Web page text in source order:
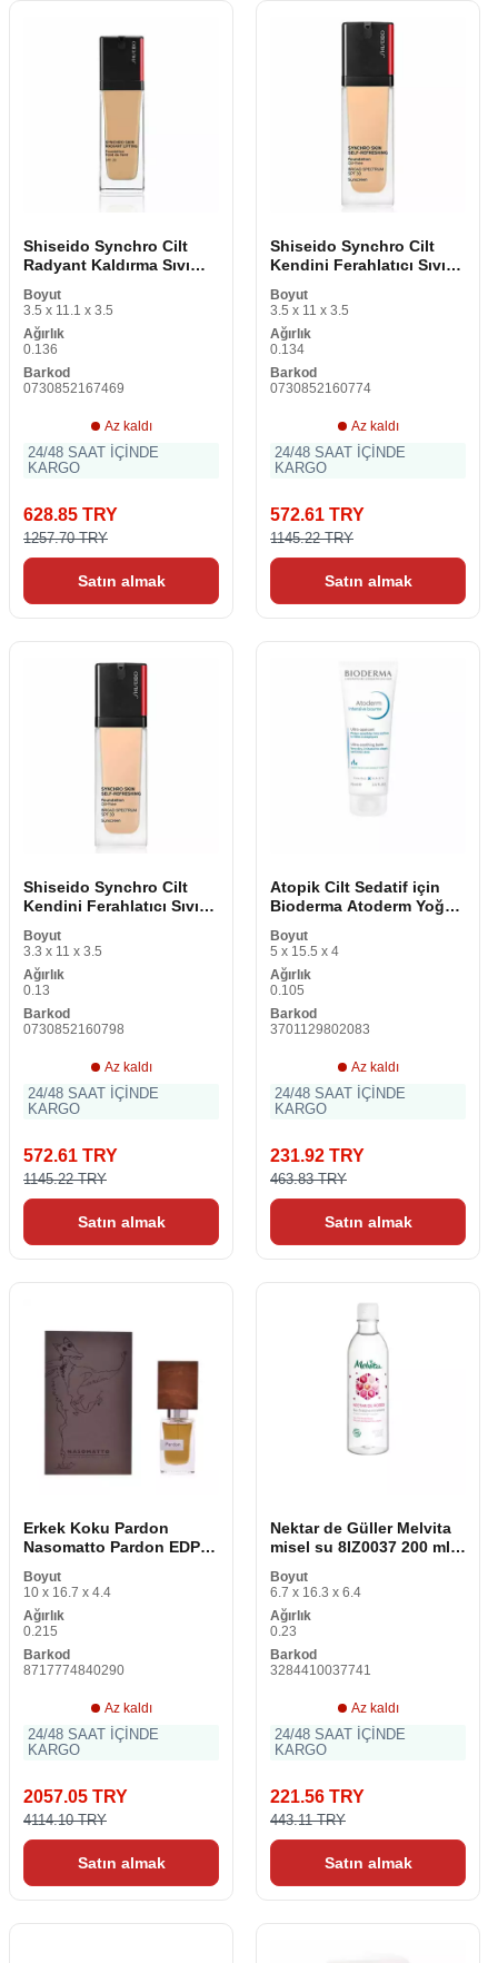
Shiseido Synchro Cilt
Radyant Kaldırma Sıvı
Bambu 30 ml
Boyut
3.5 x 11.1 x 3.5
Ağırlık
0.136
Barkod
0730852167469
Az kaldı
24/48 SAAT İÇİNDE
KARGO
628.85 TRY
1257.70 TRY
Satın almak
Shiseido Synchro Cilt
Kendini Ferahlatıcı Sıvı
Kabuk 30 ml
Boyut
3.5 x 11 x 3.5
Ağırlık
0.134
Barkod
0730852160774
Az kaldı
24/48 SAAT İÇİNDE
KARGO
572.61 TRY
1145.22 TRY
Satın almak
Shiseido Synchro Cilt
Kendini Ferahlatıcı Sıvı
Keten 30 ml
Boyut
3.3 x 11 x 3.5
Ağırlık
0.13
Barkod
0730852160798
Az kaldı
24/48 SAAT İÇİNDE
KARGO
572.61 TRY
1145.22 TRY
Satın almak
Atopik Cilt Sedatif için
Bioderma Atoderm Yoğun
Boyut
5 x 15.5 x 4
Ağırlık
0.105
Barkod
3701129802083
Az kaldı
24/48 SAAT İÇİNDE
KARGO
231.92 TRY
463.83 TRY
Satın almak
Erkek Koku Pardon
Nasomatto Pardon EDP
Boyut
10 x 16.7 x 4.4
Ağırlık
0.215
Barkod
8717774840290
Az kaldı
24/48 SAAT İÇİNDE
KARGO
2057.05 TRY
4114.10 TRY
Satın almak
Nektar de Güller Melvita
misel su 8IZ0037 200 ml
Boyut
6.7 x 16.3 x 6.4
Ağırlık
0.23
Barkod
3284410037741
Az kaldı
24/48 SAAT İÇİNDE
KARGO
221.56 TRY
443.11 TRY
Satın almak